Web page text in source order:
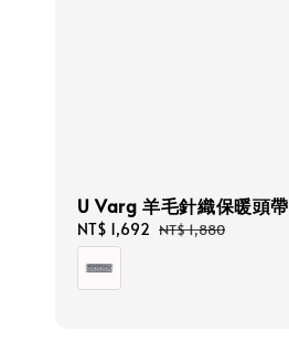
U Varg 羊毛針織保暖頭帶
Sale
price
NT$ 1,692 Regular
NT$ 1,880